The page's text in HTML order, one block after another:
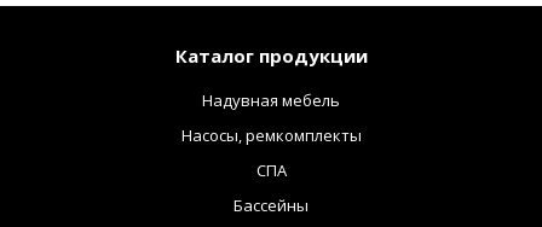
Каталог продукции
Надувная мебель
Насосы, ремкомплекты
СПА
Бассейны